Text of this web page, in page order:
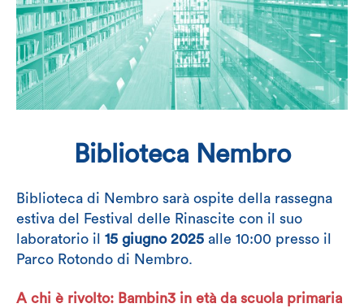
Biblioteca Nembro
Biblioteca di Nembro sarà ospite della rassegna
estiva del Festival delle Rinascite con il suo
laboratorio il 15 giugno 2025 alle 10:00 presso il
Parco Rotondo di Nembro.
A chi è rivolto: Bambin3 in età da scuola primaria